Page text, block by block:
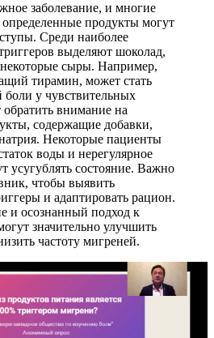
заболевание, и многие
продукты могут
Среди наиболее
выделяют шоколад,
сыры. Например,
тирамин, может стать
у чувствительных
внимание на
содержащие добавки,
Некоторые пациенты
воды и нерегулярное
усугублять состояние. Важно
чтобы выявить
и адаптировать рацион.
и осознанный подход к
значительно улучшить
частоту мигреней.